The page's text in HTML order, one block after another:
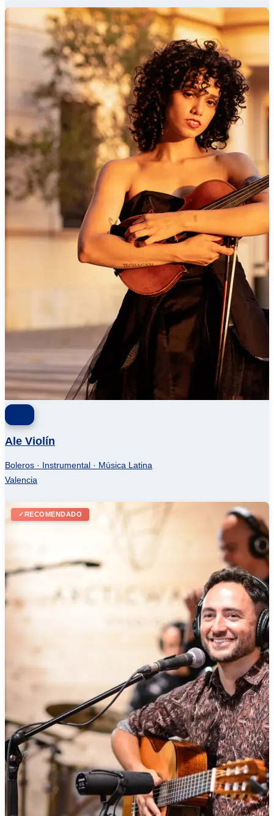
Ale Violín
Boleros · Instrumental · Música Latina
Valencia
✓RECOMENDADO